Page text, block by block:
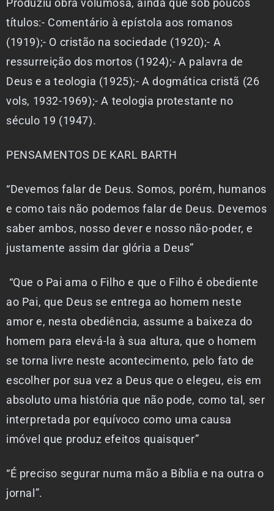
Produziu obra volumosa, ainda que sob poucos
títulos:- Comentário à epístola aos romanos
(1919);- O cristão na sociedade (1920);- A
ressurreição dos mortos (1924);- A palavra de
Deus e a teologia (1925);- A dogmática cristã (26
vols, 1932-1969);- A teologia protestante no
século 19 (1947).
PENSAMENTOS DE KARL BARTH
“Devemos falar de Deus. Somos, porém, humanos
e como tais não podemos falar de Deus. Devemos
saber ambos, nosso dever e nosso não-poder, e
justamente assim dar glória a Deus”
“Que o Pai ama o Filho e que o Filho é obediente
ao Pai, que Deus se entrega ao homem neste
amor e, nesta obediência, assume a baixeza do
homem para elevá-la à sua altura, que o homem
se torna livre neste acontecimento, pelo fato de
escolher por sua vez a Deus que o elegeu, eis em
absoluto uma história que não pode, como tal, ser
interpretada por equívoco como uma causa
imóvel que produz efeitos quaisquer”
“É preciso segurar numa mão a Bíblia e na outra o
jornal”.